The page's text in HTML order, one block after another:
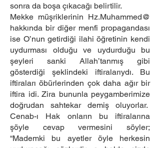
sonra da boşa çıkacağı belirtilir.
Mekke müşriklerinin Hz.Muhammed@
hakkında bir diğer menfi propagandası
ise O’nun getirdiği ilahi öğretinin kendi
uydurması olduğu ve uydurduğu bu
şeyleri sanki Allah’tanmış gibi
gösterdiği şeklindeki iftiralarıydı. Bu
iftiraları öbürlerinden çok daha ağır bir
iftira idi. Zira bununla peygamberimize
doğrudan sahtekar demiş oluyorlar.
Cenab-ı Hak onların bu iftiralarına
şöyle cevap vermesini söyler;
“Mademki bu ayetler öyle herkesin